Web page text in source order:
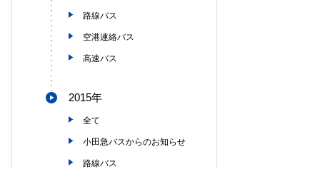
路線バス
空港連絡バス
高速バス
2015年
全て
小田急バスからのお知らせ
路線バス